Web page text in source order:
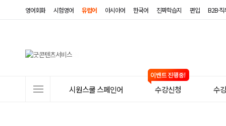
영어회화 시험영어 유럽어 아시아어 한국어 진짜학습지 편입 B2B·
시원스쿨 스페인어 수강신청 수